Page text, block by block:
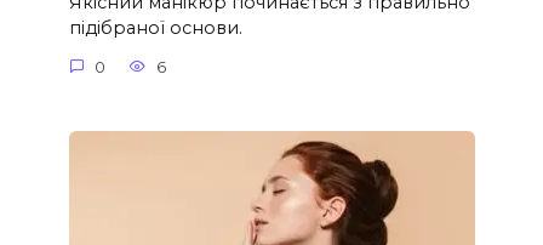
підібраної основи.
0 6